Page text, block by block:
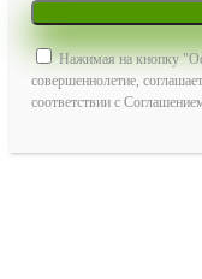
Нажимая на кнопку
совершеннолетие,
соответствии с